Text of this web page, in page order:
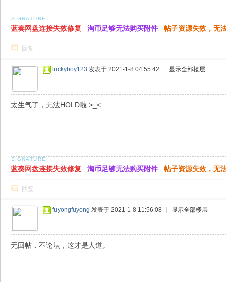
蓝奏网盘连接失效修复 淘币足够无法购买附件 帖子资源失效，无
回复
luckyboy123 发表于 2021-1-8 04:55:42 显示全部楼层
太生气了，无法HOLD啦 >_<......
蓝奏网盘连接失效修复 淘币足够无法购买附件 帖子资源失效，无
回复
fuyongfuyong 发表于 2021-1-8 11:56:08 显示全部楼层
无回帖，不论坛，这才是人道。